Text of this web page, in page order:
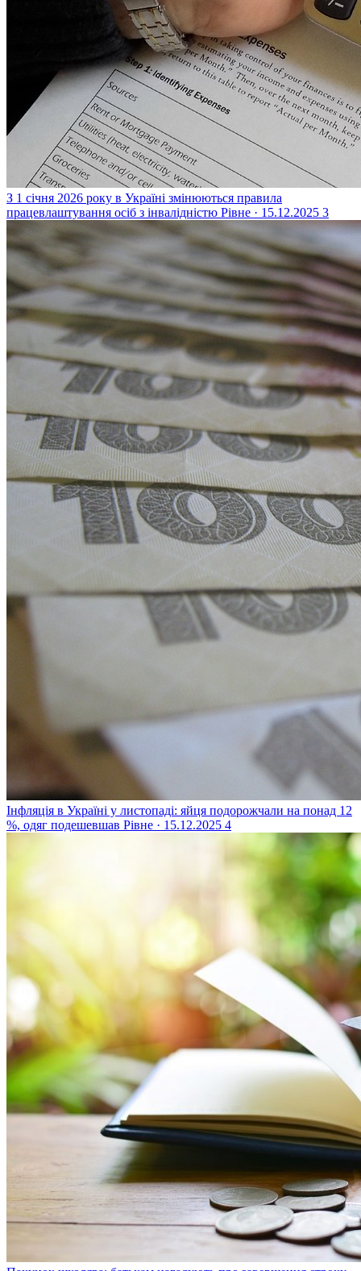
З 1 січня 2026 року в Україні змінюються правила
працевлаштування осіб з інвалідністю Рівне · 15.12.2025 3
Інфляція в Україні у листопаді: яйця подорожчали на понад 12
%, одяг подешевшав Рівне · 15.12.2025 4